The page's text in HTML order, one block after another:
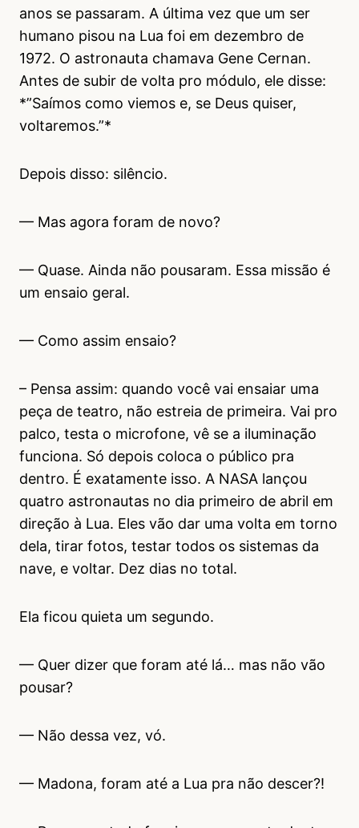
anos se passaram. A última vez que um ser
humano pisou na Lua foi em dezembro de
1972. O astronauta chamava Gene Cernan.
Antes de subir de volta pro módulo, ele disse:
*”Saímos como viemos e, se Deus quiser,
voltaremos.”*
Depois disso: silêncio.
— Mas agora foram de novo?
— Quase. Ainda não pousaram. Essa missão é
um ensaio geral.
— Como assim ensaio?
– Pensa assim: quando você vai ensaiar uma
peça de teatro, não estreia de primeira. Vai pro
palco, testa o microfone, vê se a iluminação
funciona. Só depois coloca o público pra
dentro. É exatamente isso. A NASA lançou
quatro astronautas no dia primeiro de abril em
direção à Lua. Eles vão dar uma volta em torno
dela, tirar fotos, testar todos os sistemas da
nave, e voltar. Dez dias no total.
Ela ficou quieta um segundo.
— Quer dizer que foram até lá… mas não vão
pousar?
— Não dessa vez, vó.
— Madona, foram até a Lua pra não descer?!